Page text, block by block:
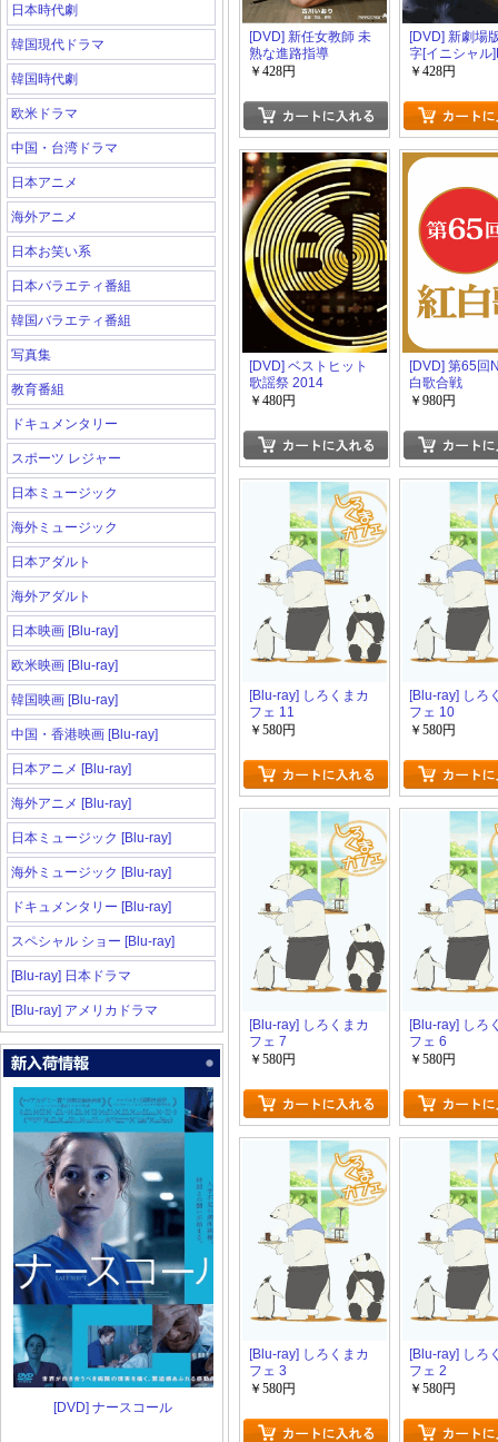
日本時代劇
韓国現代ドラマ
韓国時代劇
欧米ドラマ
中国・台湾ドラマ
日本アニメ
海外アニメ
日本お笑い系
日本バラエティ番組
韓国バラエティ番組
写真集
教育番組
ドキュメンタリー
スポーツ レジャー
日本ミュージック
海外ミュージック
日本アダルト
海外アダルト
日本映画 [Blu-ray]
欧米映画 [Blu-ray]
韓国映画 [Blu-ray]
中国・香港映画 [Blu-ray]
日本アニメ [Blu-ray]
海外アニメ [Blu-ray]
日本ミュージック [Blu-ray]
海外ミュージック [Blu-ray]
ドキュメンタリー [Blu-ray]
スペシャル ショー [Blu-ray]
[Blu-ray] 日本ドラマ
[Blu-ray] アメリカドラマ
[DVD] ナースコール
[DVD] 新任女教師 未
熟な進路指導
￥428円
[DVD] 新劇場
字[イニシャル
Legend1 -覚
￥428円
[DVD] ベストヒット
歌謡祭 2014
￥480円
[DVD] 第65回
白歌合戦
￥980円
[Blu-ray] しろくまカ
フェ 11
￥580円
[Blu-ray] しろ
フェ 10
￥580円
[Blu-ray] しろくまカ
フェ 7
￥580円
[Blu-ray] しろ
フェ 6
￥580円
[Blu-ray] しろくまカ
フェ 3
￥580円
[Blu-ray] しろ
フェ 2
￥580円